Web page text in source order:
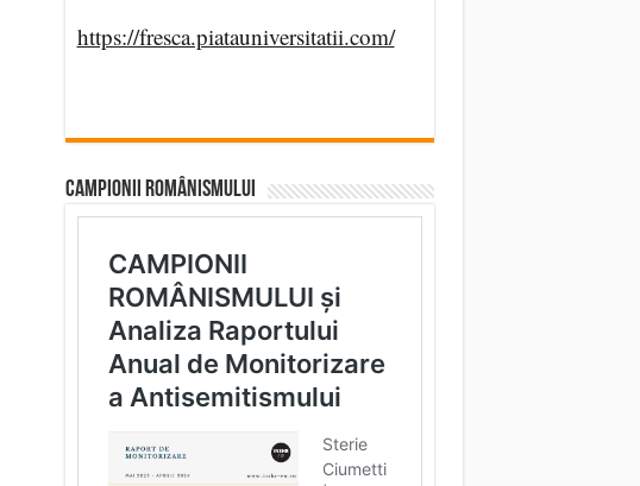
https://fresca.piatauniversitatii.com/
CAMPIONII ROMÂNISMULUI